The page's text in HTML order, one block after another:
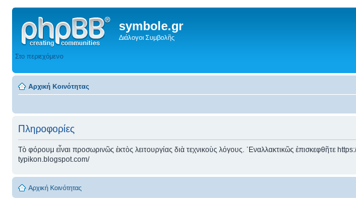
symbole.gr
Διάλογοι Συμβολῆς
Στο περιεχόμενο
Αρχική Κοινότητας
Πληροφορίες
Τὸ φόρουμ εἶναι προσωρινῶς ἐκτὸς λειτουργίας διὰ τεχνικοὺς λόγους. ᾿Εναλλακτικῶς
typikon.blogspot.com/
Αρχική Κοινότητας